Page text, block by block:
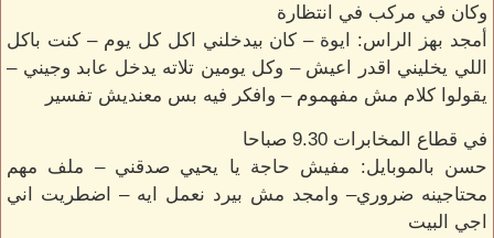
وكان في مركب في انتظارة
أمجد بهز الراس: ايوة – كان بيدخلني اكل كل يوم – كنت باكل
اللي يخليني اقدر اعيش – وكل يومين تلاته يدخل عابد وجيني –
يقولوا كلام مش مفهموم – وافكر فيه بس معنديش تفسير
في قطاع المخابرات 9.30 صباحا
حسن بالموبايل: مفيش حاجة يا يحيي صدقني – ملف مهم
محتاجينه ضروري– وامجد مش بيرد نعمل ايه – اضطريت اني
اجي البيت